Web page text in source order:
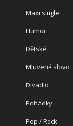
Maxi single
Humor
Dětské
Mluvené slovo
Divadlo
Pohádky
Pop / Rock